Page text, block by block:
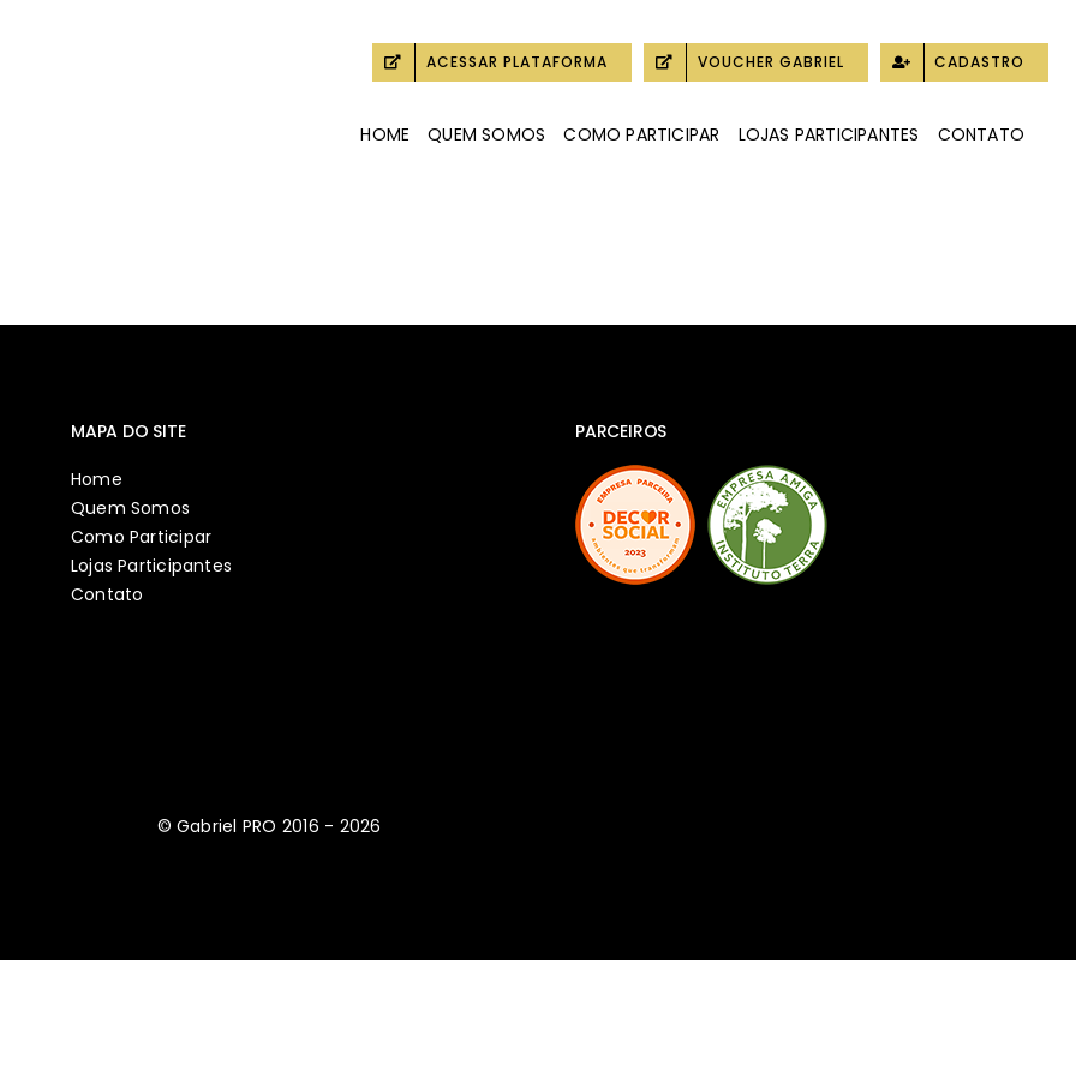
ACESSAR PLATAFORMA VOUCHER GABRIEL CADASTRO
HOME QUEM SOMOS COMO PARTICIPAR LOJAS PARTICIPANTES CONTATO
MAPA DO SITE
Home
Quem Somos
Como Participar
Lojas Participantes
Contato
PARCEIROS
© Gabriel PRO 2016 - 2026